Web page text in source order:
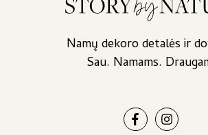
Namų dekoro detalės ir
Sau. Namams.